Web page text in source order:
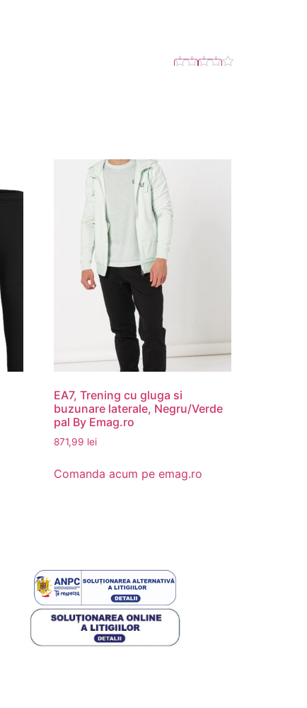
EA7, Trening cu gluga si
buzunare laterale, Negru/Verde
pal By Emag.ro
871,99 lei
Comanda acum pe emag.ro